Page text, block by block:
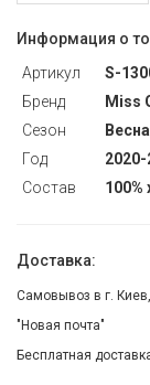
Информация о
Артикул
S-
Бренд
Miss
Сезон
Год
2020-
Состав
100%
Доставка:
Самовывоз в г.
"Новая почта"
Бесплатная